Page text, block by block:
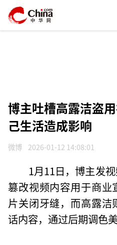
博主吐槽高露洁盗
己生活造成影响
微博 2026-01-12 14:08:01
1月11日，博主发
篡改视频内容用于商
片关闭牙缝，而高露
话内容，通过后期调色